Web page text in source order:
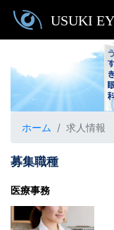
ホーム 求人情報
募集職種
医療事務